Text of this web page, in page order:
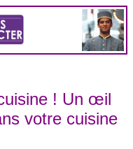
! Un œil
votre cuisine